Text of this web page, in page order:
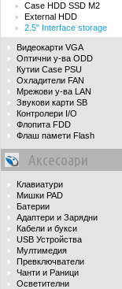
Case HDD SSD M2
External HDD
2.5'' Interface storage
Видеокарти VGA
Оптични у-ва ODD
Кутии Case PSU
Охладители FAN
Мрежови у-ва LAN
Звукови карти SB
Контролери I/O
Флопита FDD
Флаш памети Flash
Аксесоари
Клавиатури
Мишки PAD
Батерии
Адаптери и Зарядни
Кабели и букси
USB Устройства
Мултимедия
Превключватели
Чанти и Раници
Осветителни